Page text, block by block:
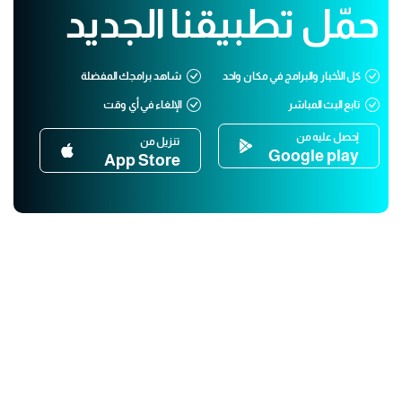
حمّل تطبيقنا الجديد
كل الأخبار والبرامج في مكان واحد شاهد برامجك المفضلة
تابع البث المباشر الإلغاء في أي وقت
إحصل عليه من
Google play
تنزيل من
App Store